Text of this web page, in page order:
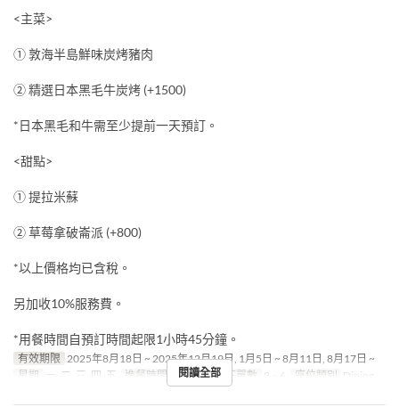
<主菜>
① 敦海半島鮮味炭烤豬肉
② 精選日本黑毛牛炭烤 (+1500)
*日本黑毛和牛需至少提前一天預訂。
<甜點>
① 提拉米蘇
② 草莓拿破崙派 (+800)
*以上價格均已含稅。
另加收10%服務費。
*用餐時間自預訂時間起限1小時45分鐘。
有效期限 2025年8月18日 ~ 2025年12月19日, 1月5日 ~ 8月11日, 8月17日 ~
星期
一, 二, 三, 四, 五 進餐時間 午餐 最大下單數 2 ~ 6 座位類別 Dining
閱讀全部